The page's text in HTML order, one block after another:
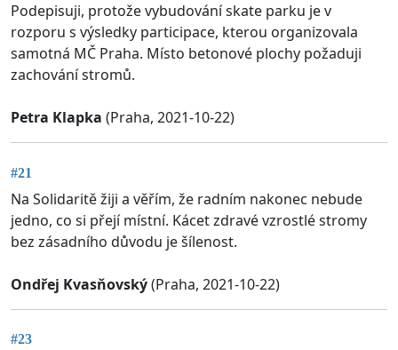
Podepisuji, protože vybudování skate parku je v
rozporu s výsledky participace, kterou organizovala
samotná MČ Praha. Místo betonové plochy požaduji
zachování stromů.
Petra Klapka (Praha, 2021-10-22)
#21
Na Solidaritě žiji a věřím, že radním nakonec nebude
jedno, co si přejí místní. Kácet zdravé vzrostlé stromy
bez zásadního důvodu je šílenost.
Ondřej Kvasňovský(Praha, 2021-10-22)
#23